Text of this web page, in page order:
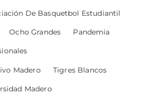
De Basquetbol Estudiantil
Ocho Grandes Pandemia
Madero Tigres Blancos
Madero